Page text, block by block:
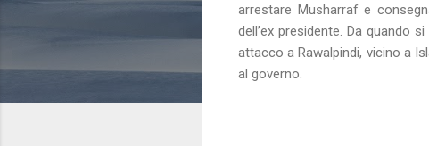
arrestare Musharraf e
dell’ex presidente. Da quando
attacco a Rawalpindi, vicino a
al governo.